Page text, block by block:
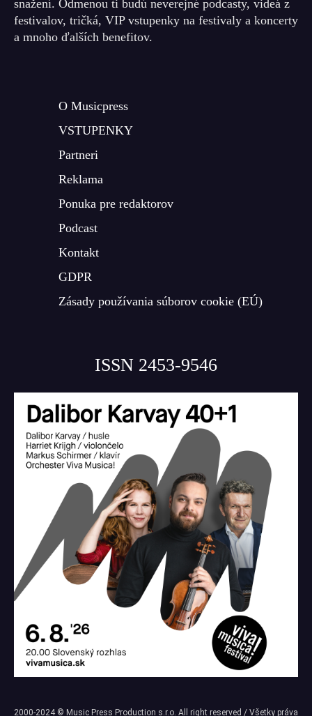
snažení. Odmenou ti budú neverejné podcasty, videá z
festivalov, tričká, VIP vstupenky na festivaly a koncerty
a mnoho ďalších benefitov.
O Musicpress
VSTUPENKY
Partneri
Reklama
Ponuka pre redaktorov
Podcast
Kontakt
GDPR
Zásady používania súborov cookie (EÚ)
ISSN 2453-9546
2000-2024 © Music Press Production s.r.o. All right reserved / Všetky práva